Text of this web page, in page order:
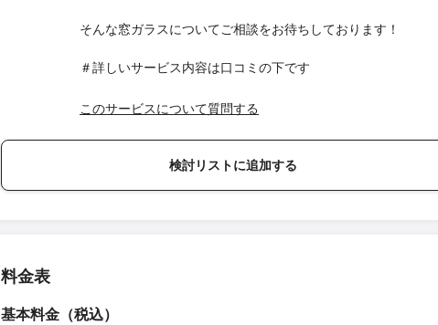
そんな窓ガラスについてご相談をお待ちしております！
＃詳しいサービス内容は口コミの下です
このサービスについて質問する
検討リストに追加する
料金表
基本料金（税込）